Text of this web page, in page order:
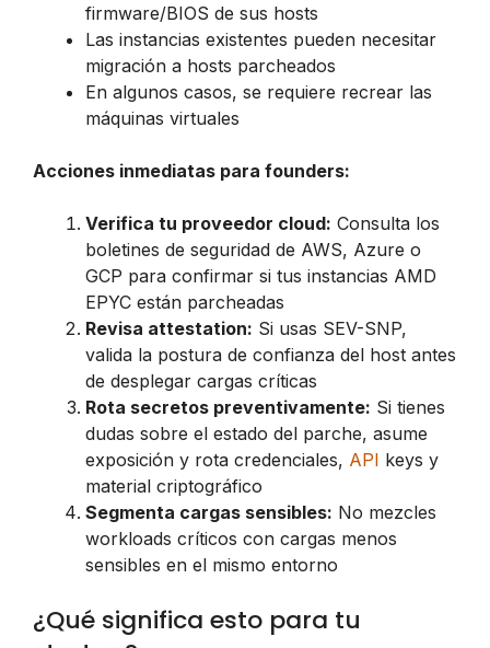
firmware/BIOS de sus hosts
Las instancias existentes pueden necesitar
migración a hosts parcheados
En algunos casos, se requiere recrear las
máquinas virtuales
Acciones inmediatas para founders:
Verifica tu proveedor cloud: Consulta los
boletines de seguridad de AWS, Azure o
GCP para confirmar si tus instancias AMD
EPYC están parcheadas
Revisa attestation: Si usas SEV-SNP,
valida la postura de confianza del host antes
de desplegar cargas críticas
Rota secretos preventivamente: Si tienes
dudas sobre el estado del parche, asume
exposición y rota credenciales, API keys y
material criptográfico
Segmenta cargas sensibles: No mezcles
workloads críticos con cargas menos
sensibles en el mismo entorno
¿Qué significa esto para tu